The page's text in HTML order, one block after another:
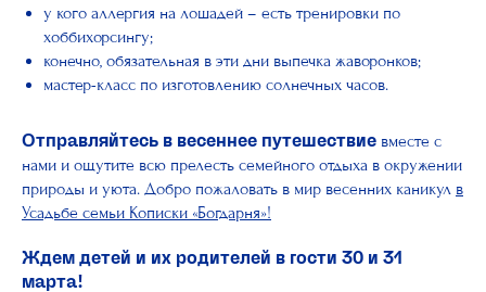
у кого аллергия на лошадей – есть тренировки по
хоббихорсингу;
конечно, обязательная в эти дни выпечка жаворонков;
мастер-класс по изготовлению солнечных часов.
Отправляйтесь в весеннее путешествие вместе с
нами и ощутите всю прелесть семейного отдыха в окружении
природы и уюта. Добро пожаловать в мир весенних каникул в
Усадьбе семьи Кописки «Богдарня»!
Ждем детей и их родителей в гости 30 и 31
марта!